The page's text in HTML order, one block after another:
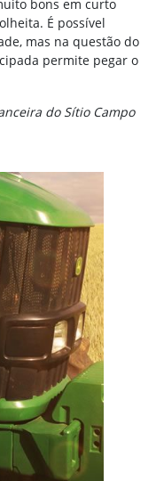
bons em curto
É possível
mas na questão do
permite pegar o
do Sítio Campo